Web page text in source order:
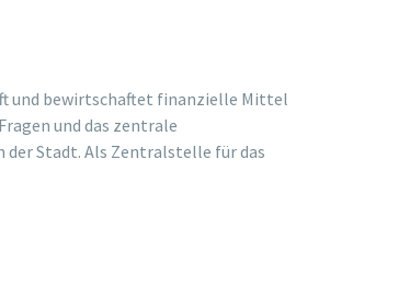
und bewirtschaftet finanzielle Mittel
und das zentrale
Stadt. Als Zentralstelle für das